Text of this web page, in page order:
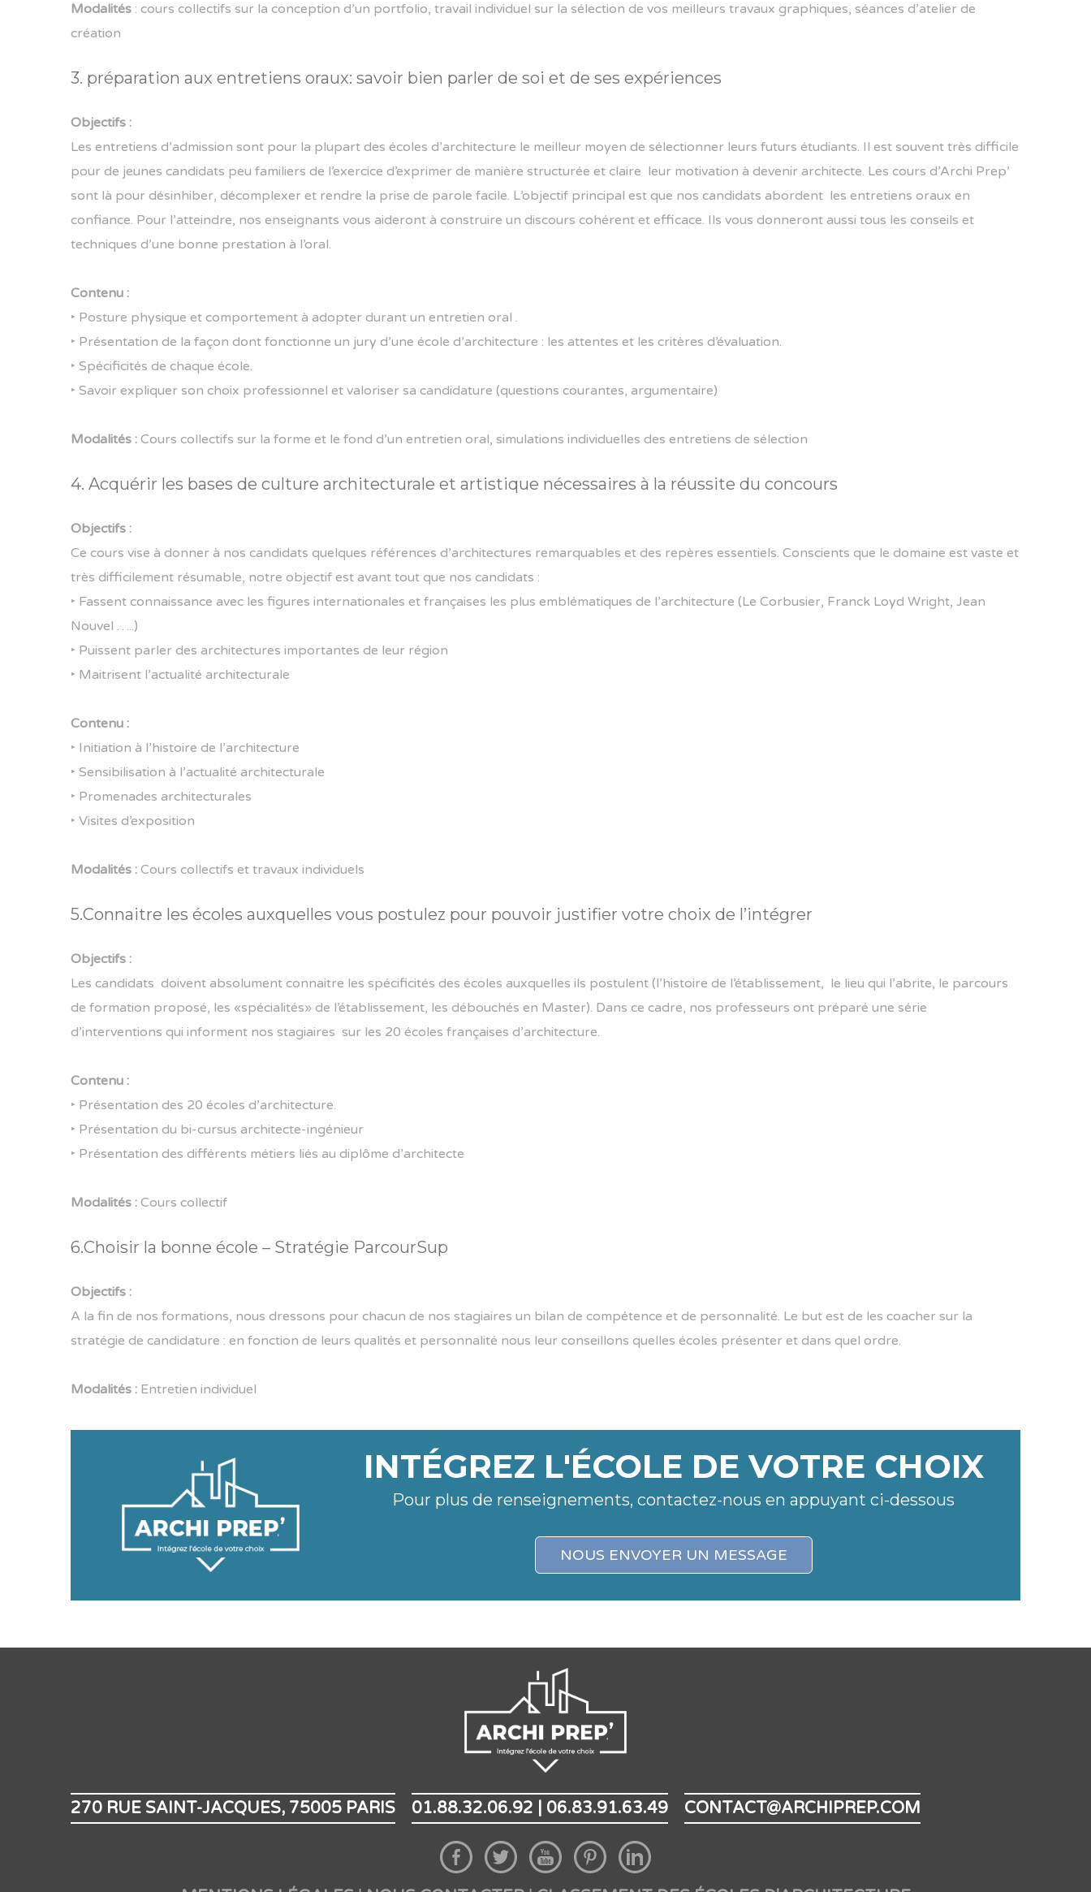
Modalités : cours collectifs sur la conception d’un portfolio, travail individuel sur la sélection de vos meilleurs travaux graphiques, séances d’atelier de
création
3. préparation aux entretiens oraux: savoir bien parler de soi et de ses expériences
Objectifs :
Les entretiens d’admission sont pour la plupart des écoles d’architecture le meilleur moyen de sélectionner leurs futurs étudiants. Il est souvent très difficile
pour de jeunes candidats peu familiers de l’exercice d’exprimer de manière structurée et claire leur motivation à devenir architecte. Les cours d’Archi Prep’
sont là pour désinhiber, décomplexer et rendre la prise de parole facile. L’objectif principal est que nos candidats abordent les entretiens oraux en
confiance. Pour l’atteindre, nos enseignants vous aideront à construire un discours cohérent et efficace. Ils vous donneront aussi tous les conseils et
techniques d’une bonne prestation à l’oral.
Contenu :
‣ Posture physique et comportement à adopter durant un entretien oral .
‣ Présentation de la façon dont fonctionne un jury d’une école d’architecture : les attentes et les critères d’évaluation.
‣ Spécificités de chaque école.
‣ Savoir expliquer son choix professionnel et valoriser sa candidature (questions courantes, argumentaire)
Modalités : Cours collectifs sur la forme et le fond d’un entretien oral, simulations individuelles des entretiens de sélection
4. Acquérir les bases de culture architecturale et artistique nécessaires à la réussite du concours
Objectifs :
Ce cours vise à donner à nos candidats quelques références d’architectures remarquables et des repères essentiels. Conscients que le domaine est vaste et
très difficilement résumable, notre objectif est avant tout que nos candidats :
‣ Fassent connaissance avec les figures internationales et françaises les plus emblématiques de l’architecture (Le Corbusier, Franck Loyd Wright, Jean
Nouvel …..)
‣ Puissent parler des architectures importantes de leur région
‣ Maitrisent l’actualité architecturale
Contenu :
‣ Initiation à l’histoire de l’architecture
‣ Sensibilisation à l’actualité architecturale
‣ Promenades architecturales
‣ Visites d’exposition
Modalités : Cours collectifs et travaux individuels
5.Connaitre les écoles auxquelles vous postulez pour pouvoir justifier votre choix de l’intégrer
Objectifs :
Les candidats doivent absolument connaitre les spécificités des écoles auxquelles ils postulent (l’histoire de l’établissement, le lieu qui l’abrite, le parcours
de formation proposé, les «spécialités» de l’établissement, les débouchés en Master). Dans ce cadre, nos professeurs ont préparé une série
d’interventions qui informent nos stagiaires sur les 20 écoles françaises d’architecture.
Contenu :
‣ Présentation des 20 écoles d’architecture.
‣ Présentation du bi-cursus architecte-ingénieur
‣ Présentation des différents métiers liés au diplôme d’architecte
Modalités : Cours collectif
6.Choisir la bonne école – Stratégie ParcourSup
Objectifs :
A la fin de nos formations, nous dressons pour chacun de nos stagiaires un bilan de compétence et de personnalité. Le but est de les coacher sur la
stratégie de candidature : en fonction de leurs qualités et personnalité nous leur conseillons quelles écoles présenter et dans quel ordre.
Modalités : Entretien individuel
INTÉGREZ L'ÉCOLE DE VOTRE CHOIX
Pour plus de renseignements, contactez-nous en appuyant ci-dessous
NOUS ENVOYER UN MESSAGE
270 RUE SAINT-JACQUES, 75005 PARIS 01.88.32.06.92 | 06.83.91.63.49 CONTACT@ARCHIPREP.COM